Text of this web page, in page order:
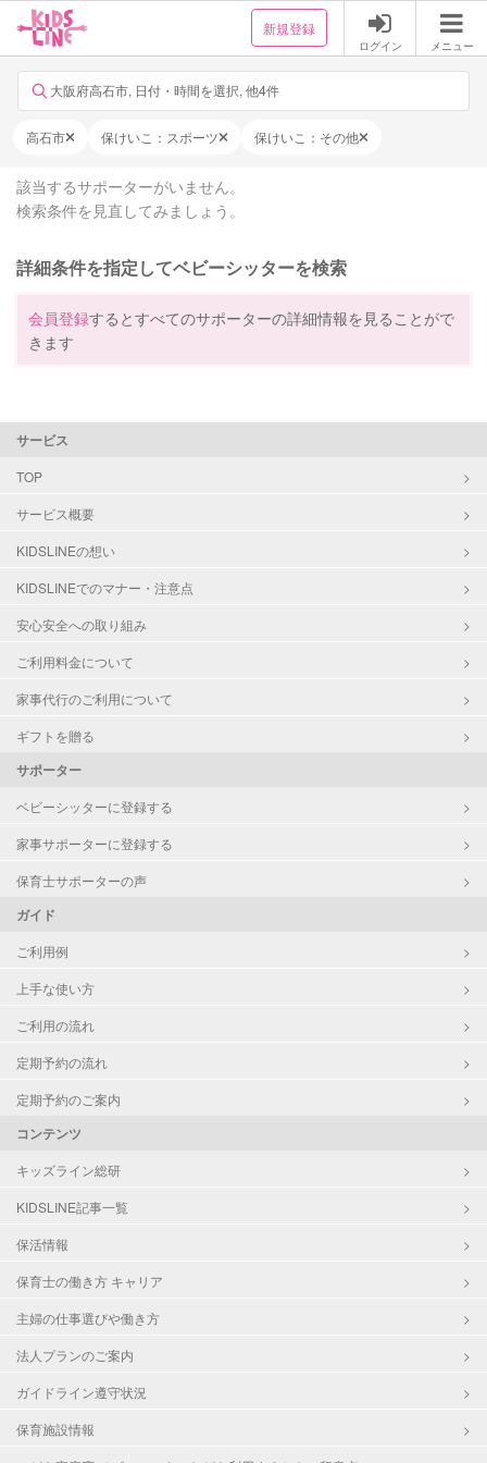
新規登録
ログイン メニュー
大阪府高石市, 日付・時間を選択, 他4件
高石市 保けいこ：スポーツ 保けいこ：その他
該当するサポーターがいません。
検索条件を見直してみましょう。
詳細条件を指定してベビーシッターを検索
会員登録するとすべてのサポーターの詳細情報を見ることがで
きます
サービス
TOP
サービス概要
KIDSLINEの想い
KIDSLINEでのマナー・注意点
安心安全への取り組み
ご利用料金について
家事代行のご利用について
ギフトを贈る
サポーター
ベビーシッターに登録する
家事サポーターに登録する
保育士サポーターの声
ガイド
ご利用例
上手な使い方
ご利用の流れ
定期予約の流れ
定期予約のご案内
コンテンツ
キッズライン総研
KIDSLINE記事一覧
保活情報
保育士の働き方 キャリア
主婦の仕事選びや働き方
法人プランのご案内
ガイドライン遵守状況
保育施設情報